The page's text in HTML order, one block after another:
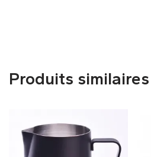
Produits similaires